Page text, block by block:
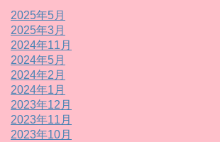
2025年5月
2025年3月
2024年11月
2024年5月
2024年2月
2024年1月
2023年12月
2023年11月
2023年10月